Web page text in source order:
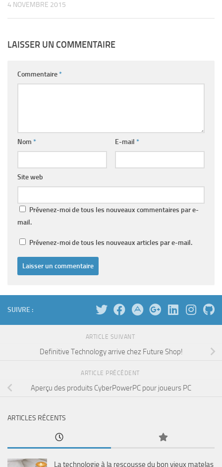
4 NOVEMBRE 2015
LAISSER UN COMMENTAIRE
Commentaire*
Nom * E-mail *
Site web
Prévenez-moi de tous les nouveaux commentaires par e-
mail.
Prévenez-moi de tous les nouveaux articles par e-mail.
SUIVRE :
ARTICLE SUIVANT
Definitive Technology arrive chez Future Shop!
ARTICLE PRÉCÉDENT
Aperçu des produits CyberPowerPC pour joueurs PC
ARTICLES RÉCENTS
La technologie à la rescousse du bon vieux matelas